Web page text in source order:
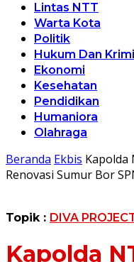
Lintas NTT
Warta Kota
Politik
Hukum Dan
Ekonomi
Kesehatan
Pendidikan
Humaniora
Olahraga
Beranda Ekbis Kapolda
Renovasi Sumur Bor
Topik : DIVA
Kapolda